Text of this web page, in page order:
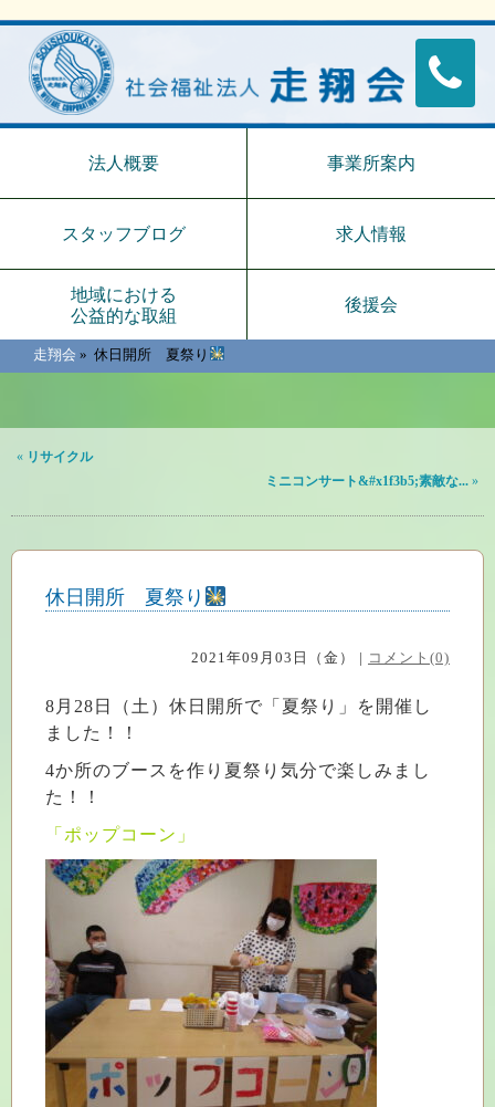
法人概要 事業所案内
スタッフブログ 求人情報
地域における
公益的な取組
後援会
走翔会 » 休日開所 夏祭り
« リサイクル
ミニコンサート&#x1f3b5;素敵な... »
休日開所 夏祭り
2021年09月03日（金） | コメント(0)
8月28日（土）休日開所で「夏祭り」を開催し
ました！！
4か所のブースを作り夏祭り気分で楽しみまし
た！！
「ポップコーン」